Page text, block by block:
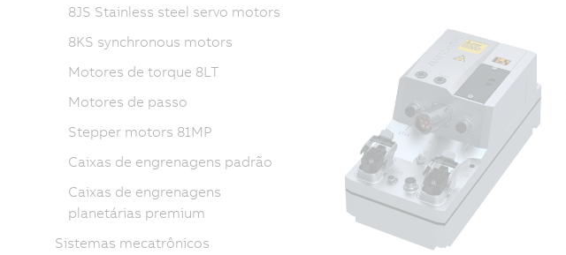
8JS Stainless steel servo motors
8KS synchronous motors
Motores de torque 8LT
Motores de passo
Stepper motors 81MP
Caixas de engrenagens padrão
Caixas de engrenagens
planetárias premium
Sistemas mecatrônicos